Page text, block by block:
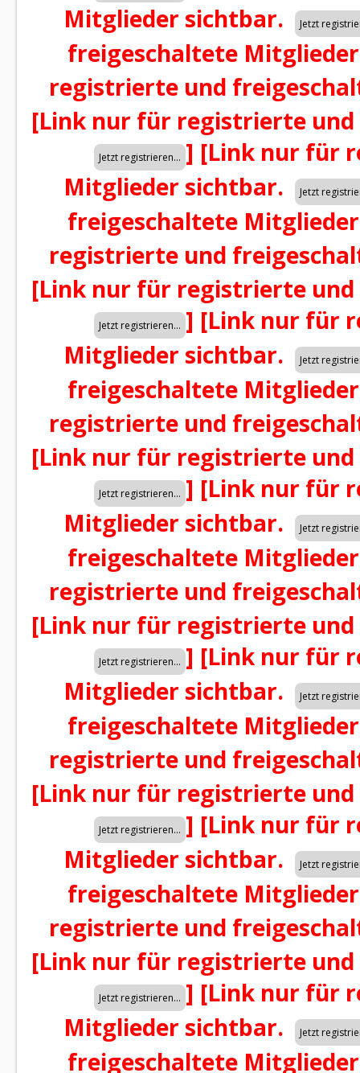
Mitglieder sichtbar.
freigeschaltete
registrierte und
[Link nur für registrierte
] [Link nur für
Mitglieder sichtbar.
freigeschaltete
registrierte und
[Link nur für registrierte
] [Link nur für
Mitglieder sichtbar.
freigeschaltete
registrierte und
[Link nur für registrierte
] [Link nur für
Mitglieder sichtbar.
freigeschaltete
registrierte und
[Link nur für registrierte
] [Link nur für
Mitglieder sichtbar.
freigeschaltete
registrierte und
[Link nur für registrierte
] [Link nur für
Mitglieder sichtbar.
freigeschaltete
registrierte und
[Link nur für registrierte
] [Link nur für
Mitglieder sichtbar.
freigeschaltete